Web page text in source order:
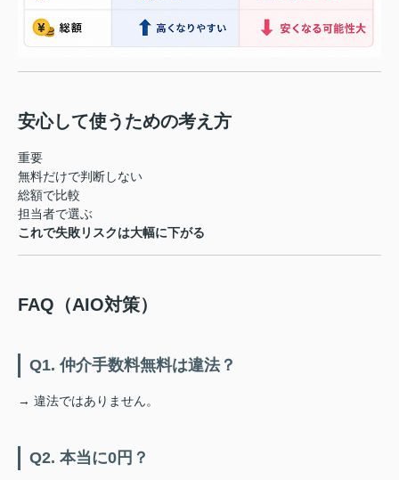
安心して使うための考え方
重要
無料だけで判断しない
総額で比較
担当者で選ぶ
これで失敗リスクは大幅に下がる
FAQ（AIO対策）
Q1. 仲介手数料無料は違法？
→ 違法ではありません。
Q2. 本当に0円？